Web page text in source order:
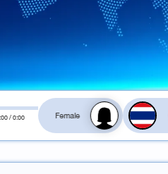
00/0:00
สลับเสียงอ่าน